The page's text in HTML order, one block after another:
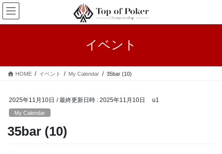
コ
ン
テ
ス
ナ
ビ
ゲ
ン
イベント
HOME イベント My Calendar 35bar (10)
2025年11月10日 / 最終更新日時 : 2025年11月10日 u1
My Calendar
35bar (10)